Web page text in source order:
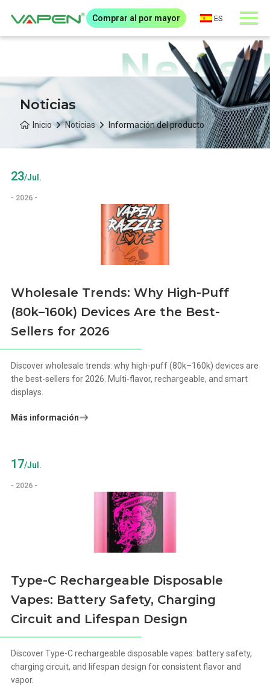
Comprar al por mayor ES
Noticias
Inicio Noticias Información del producto
23/Jul.
- 2026 -
Wholesale Trends: Why High-Puff
(80k–160k) Devices Are the Best-
Sellers for 2026
Discover wholesale trends: why high-puff (80k–160k) devices are
the best-sellers for 2026. Multi-flavor, rechargeable, and smart
displays.
Más información
17/Jul.
- 2026 -
Type-C Rechargeable Disposable
Vapes: Battery Safety, Charging
Circuit and Lifespan Design
Discover Type-C rechargeable disposable vapes: battery safety,
charging circuit, and lifespan design for consistent flavor and
vapor.